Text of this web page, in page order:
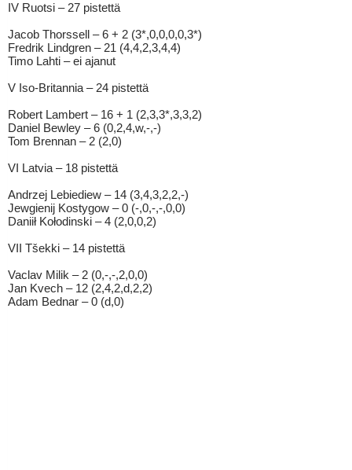
IV Ruotsi – 27 pistettä
Jacob Thorssell – 6 + 2 (3*,0,0,0,0,3*)
Fredrik Lindgren – 21 (4,4,2,3,4,4)
Timo Lahti – ei ajanut
V Iso-Britannia – 24 pistettä
Robert Lambert – 16 + 1 (2,3,3*,3,3,2)
Daniel Bewley – 6 (0,2,4,w,-,-)
Tom Brennan – 2 (2,0)
VI Latvia – 18 pistettä
Andrzej Lebiediew – 14 (3,4,3,2,2,-)
Jewgienij Kostygow – 0 (-,0,-,-,0,0)
Daniił Kołodinski – 4 (2,0,0,2)
VII Tšekki – 14 pistettä
Vaclav Milik – 2 (0,-,-,2,0,0)
Jan Kvech – 12 (2,4,2,d,2,2)
Adam Bednar – 0 (d,0)